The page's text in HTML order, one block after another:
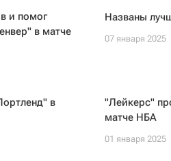
и помог
в матче
Названы
07 января 2025
в
"Лейкерс"
матче НБА
01 января 2025